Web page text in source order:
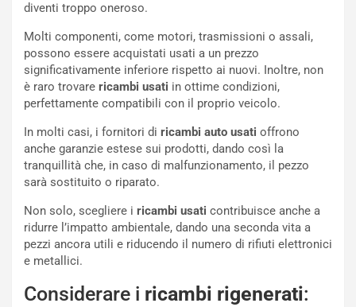
diventi troppo oneroso.
Molti componenti, come motori, trasmissioni o assali,
possono essere acquistati usati a un prezzo
significativamente inferiore rispetto ai nuovi. Inoltre, non
è raro trovare ricambi usati in ottime condizioni,
perfettamente compatibili con il proprio veicolo.
In molti casi, i fornitori di ricambi auto usati offrono
anche garanzie estese sui prodotti, dando così la
tranquillità che, in caso di malfunzionamento, il pezzo
sarà sostituito o riparato.
Non solo, scegliere i ricambi usati contribuisce anche a
ridurre l’impatto ambientale, dando una seconda vita a
pezzi ancora utili e riducendo il numero di rifiuti elettronici
e metallici.
Considerare i ricambi rigenerati:
NOTIZIE
N
s